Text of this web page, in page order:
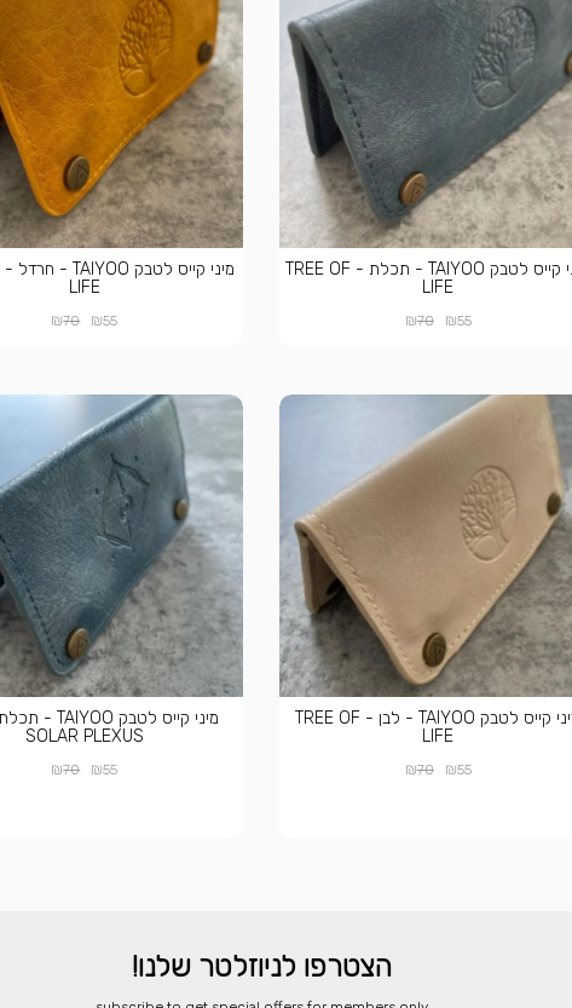
מיני קייס לטבק TAIYOO - תכלת - TREE OF
LIFE
₪55
₪70
LIFE
₪55
₪70
מיני קייס לטבק TAIYOO - לבן - TREE OF
LIFE
₪55
₪70
SOLAR PLEXUS
₪55
₪70
הצטרפו לניוזלטר שלנו!